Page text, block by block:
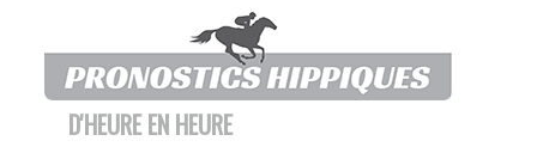
D'HEURE EN HEURE